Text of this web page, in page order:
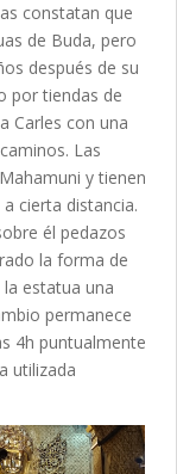
constatan que
de Buda, pero
después de su
por tiendas de
Carles con una
Las
y tienen
cierta distancia.
él pedazos
la forma de
estatua una
permanece
4h puntualmente
utilizada